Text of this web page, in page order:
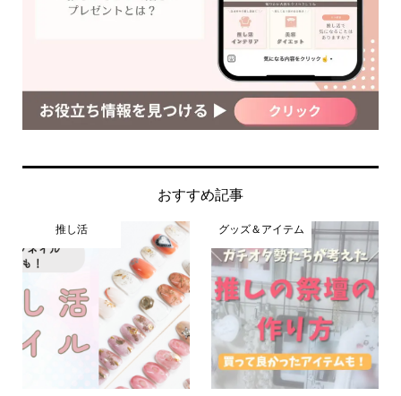
おすすめ記事
推し活 グッズ＆アイテム